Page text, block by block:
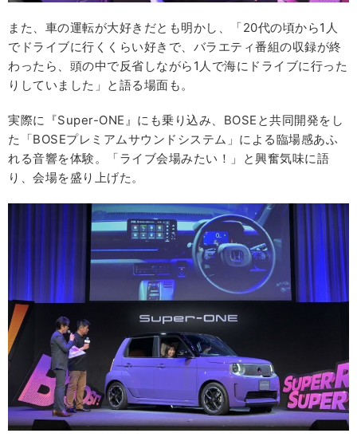
また、車の運転が大好きだとも明かし、「20代の頃から1人
でドライブに行くくらい好きで、バラエティ番組の収録が終
わったら、頭の中で反省しながら1人で海にドライブに行った
りしていました」と語る場面も。
実際に『Super-ONE』にも乗り込み、BOSEと共同開発をし
た「BOSEプレミアムサウンドシステム」による臨場感あふ
れる音響を体験。「ライブ会場みたい！」と興奮気味に語
り、会場を盛り上げた。